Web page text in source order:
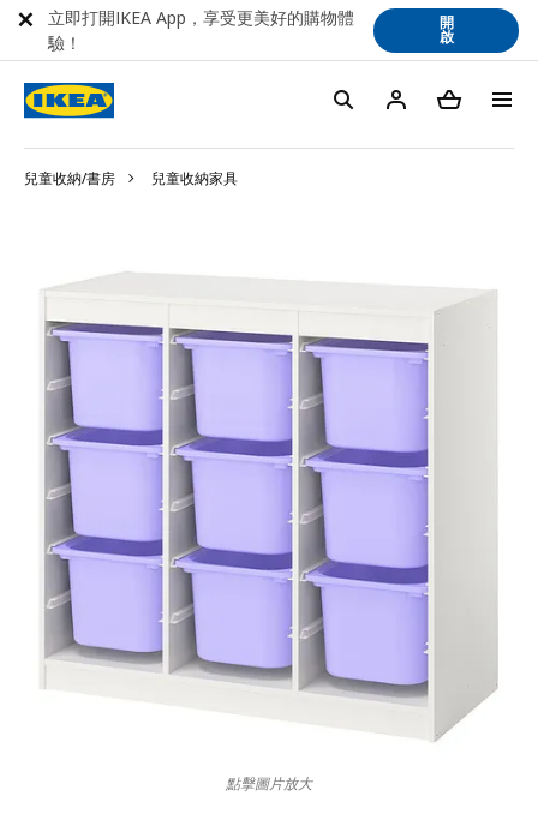
兒童收納/書房 兒童收納家具
點擊圖片放大
立即打開IKEA App，享受更美好的購物體
驗！
開
啟